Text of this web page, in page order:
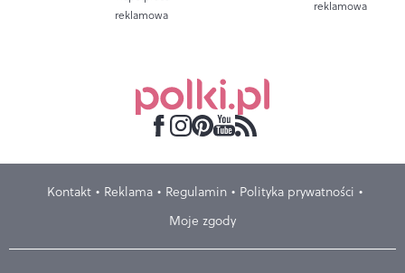
reklamowa
reklamowa
Kontakt Reklama Regulamin
Polityka prywatności
Moje zgody